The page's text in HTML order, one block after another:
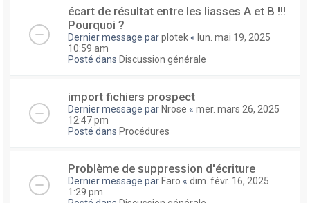
écart de résultat entre les liasses A et B !!!
Pourquoi ?
Dernier message parplotek « lun. mai 19, 2025
10:59 am
Posté dans Discussion générale
import fichiers prospect
Dernier message par Nrose « mer. mars 26, 2025
12:47 pm
Posté dans Procédures
Problème de suppression d'écriture
Dernier message par Faro « dim. févr. 16, 2025
1:29 pm